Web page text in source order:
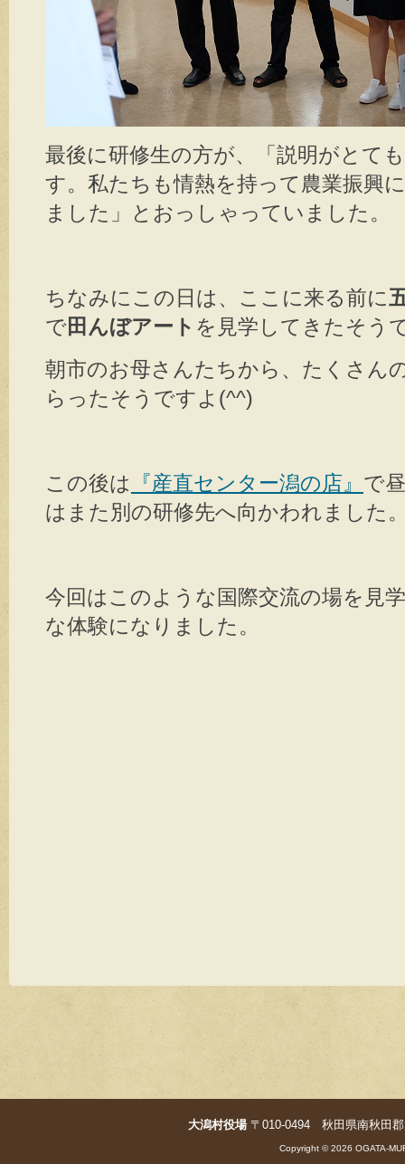
最後に研修生の方が、「説明がとて
す。私たちも情熱を持って農業振興
ました」とおっしゃっていました。
ちなみにこの日は、ここに来る前に
で田んぼアート を見学してきたそう
朝市のお母さんたちから、たくさん
らったそうですよ(^^)
この後は 『産直センター潟の店』 で
はまた別の研修先へ向かわれました
今回はこのような国際交流の場を見
な体験になりました。
大潟村役場〒010-0494 秋田県南秋田
Copyright © 2026 OGATA-